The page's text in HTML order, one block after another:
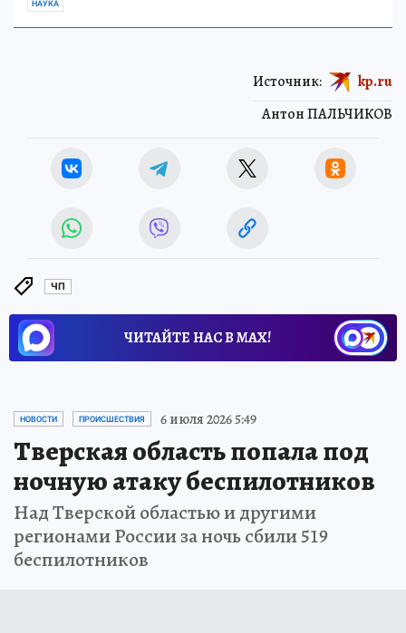
НАУКА
Антон ПАЛЬЧИКОВ
Источник: kp.ru
ЧП
ЧИТАЙТЕ НАС В МАХ!
НОВОСТИ ПРОИСШЕСТВИЯ 6 июля 2026 5:49
Тверская область попала под
ночную атаку беспилотников
Над Тверской областью и другими
регионами России за ночь сбили 519
беспилотников